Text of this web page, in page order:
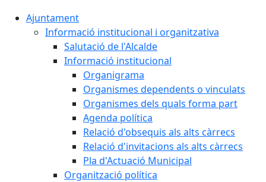
Ajuntament
Informació institucional i organitzativa
Salutació de l'Alcalde
Informació institucional
Organigrama
Organismes dependents o vinculats
Organismes dels quals forma part
Agenda política
Relació d'obsequis als alts càrrecs
Relació d'invitacions als alts càrrecs
Pla d'Actuació Municipal
Organització política